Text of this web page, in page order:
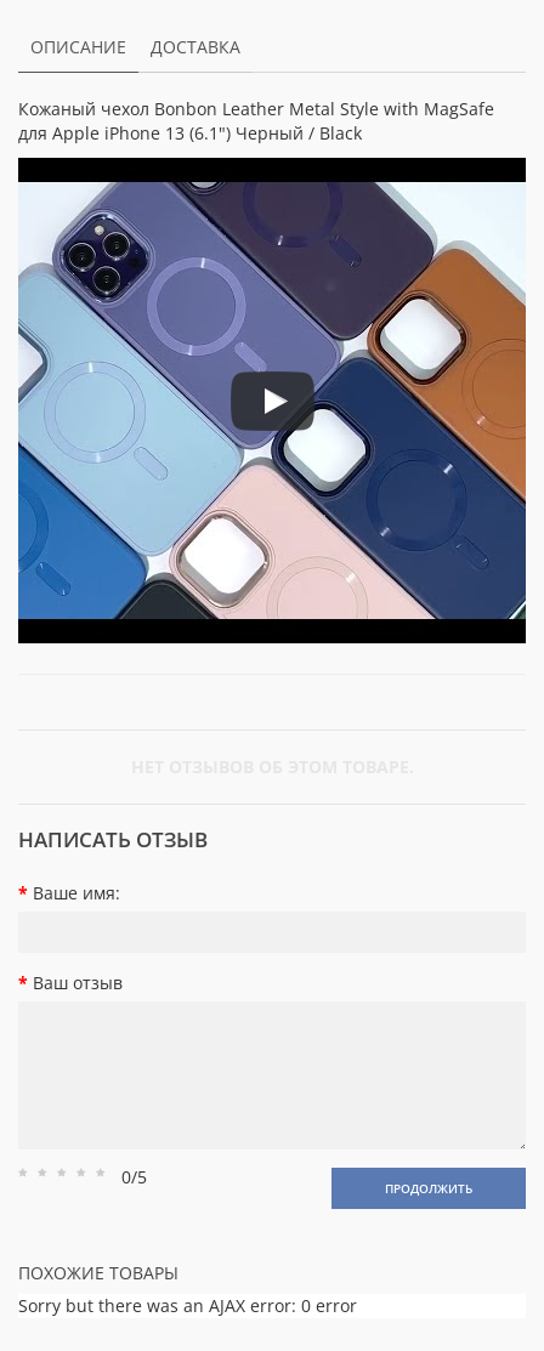
ОПИСАНИЕ ДОСТАВКА
Кожаный чехол Bonbon Leather Metal Style with MagSafe
для Apple iPhone 13 (6.1") Черный / Black
НАПИСАТЬ ОТЗЫВ
Ваше имя:
Ваш отзыв
Рейтинг
Рейтинг
Рейтинг
Рейтинг
Рейтинг
0/5 ПРОДОЛЖИТЬ
ПОХОЖИЕ ТОВАРЫ
Sorry but there was an AJAX error: 0 error